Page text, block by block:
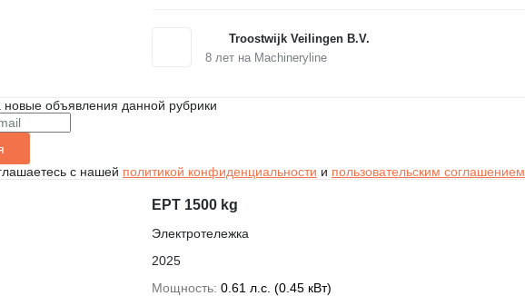
Troostwijk Veilingen B.V.
8лет на Machineryline
объявления данной рубрики
с нашей политикой конфиденциальности и пользовательским соглашением
EPT 1500 kg
Электротележка
2025
Мощность 0.61 л.с. (0.45 кВт)